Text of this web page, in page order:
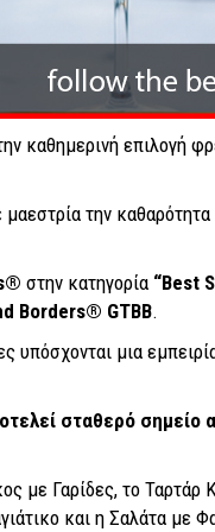
καθημερινή επιλογή
μαεστρία την
® στην κατηγορία “Best
Borders® GTBB.
υπόσχονται μια
σταθερό σημείο
με Γαρίδες, το
και η Σαλάτα με